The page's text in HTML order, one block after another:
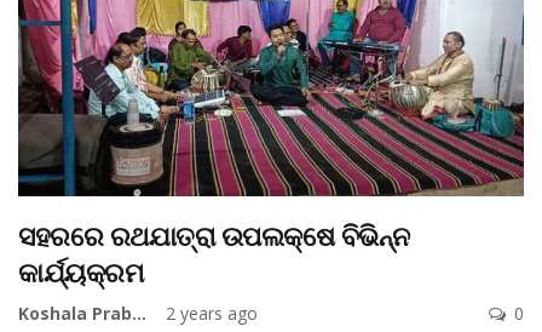
ସହରରେ ରଥଯାତ୍ରା ଉପଲକ୍ଷେ ବିଭିନ୍ନ
କାର୍ଯ୍ୟକ୍ରମ
Koshala Prabaha 2 years ago 0